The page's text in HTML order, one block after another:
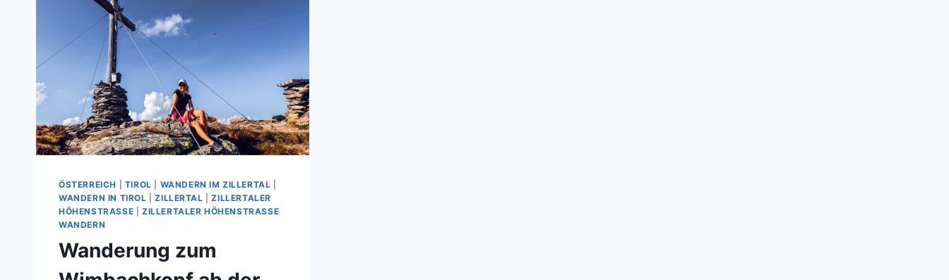
ÖSTERREICH TIROL WANDERN IM ZILLERTAL
WANDERN IN TIROL |ZILLERTAL |ZILLERTALER
HÖHENSTRASSE
ZILLERTALER HÖHENSTRASSE W
ANDERN
Wanderung zum